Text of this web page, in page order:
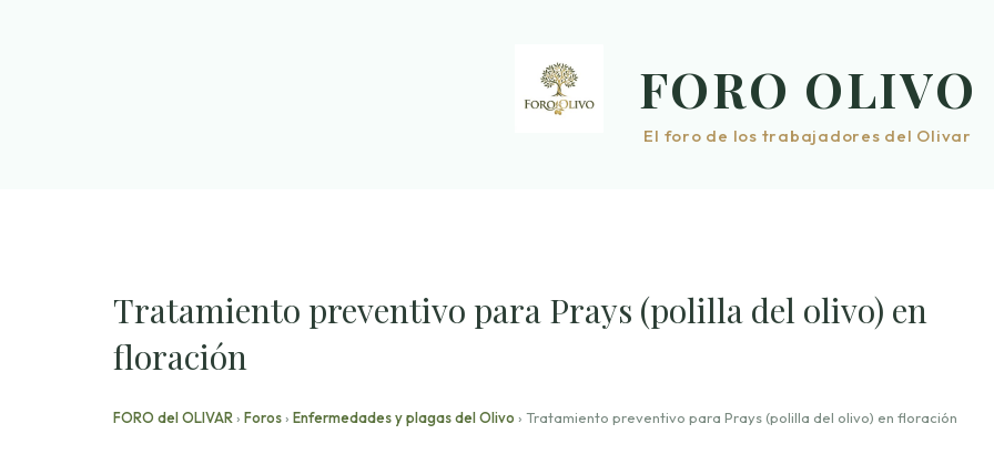
FORO OLIVO
El foro de los trabajadores del Olivar
Tratamiento preventivo para Prays (polilla del olivo) en
floración
FORO del OLIVAR › Foros › Enfermedades y plagas del Olivo › Tratamiento preventivo para Prays (polilla del olivo) en floración